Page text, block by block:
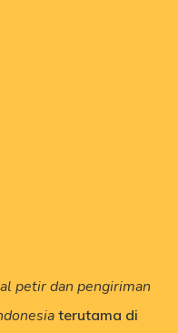
petir dan pengiriman
terutama di